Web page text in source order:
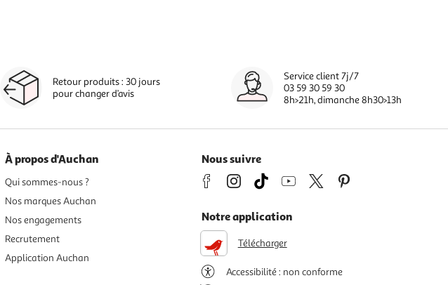
Retour produits : 30 jours
pour changer d’avis
Service client 7j/7
03 59 30 59 30
8h>21h, dimanche 8h30>13h
À propos d'Auchan
Qui sommes-nous ?
Nos marques Auchan
Nos engagements
Recrutement
Application Auchan
Nous suivre
Notre application
Télécharger
Accessibilité : non conforme